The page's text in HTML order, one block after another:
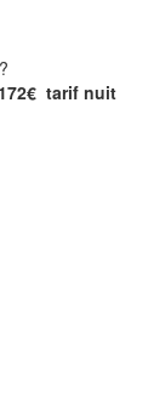
?
tarif nuit